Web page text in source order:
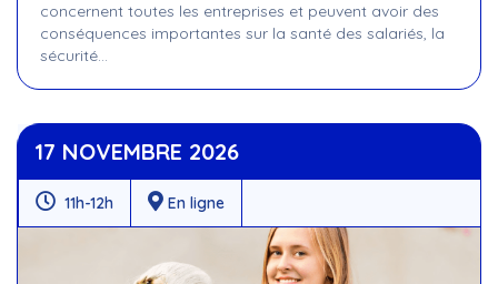
concernent toutes les entreprises et peuvent avoir des
conséquences importantes sur la santé des salariés, la
sécurité…
17 NOVEMBRE 2026
11h-12h En ligne